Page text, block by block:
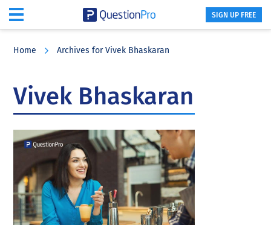
SIGN UP FREE
Home Archives for Vivek Bhaskaran
Vivek Bhaskaran